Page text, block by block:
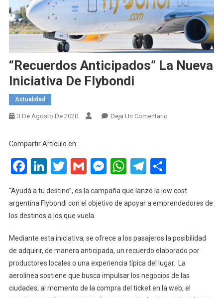
“Recuerdos Anticipados” La Nueva
Iniciativa De Flybondi
Actualidad
3 De Agosto De 2020 Deja Un ComentarioEn
Compartir Artículo en:
Facebook
LinkedIn
Twitter
GmailMessenger
WhatsApp
Telegram
“Ayudá a tu destino”, es la campaña que lanzó la low cost
argentina Flybondi con el objetivo de apoyar a emprendedores de
los destinos a los que vuela.
Mediante esta iniciativa, se ofrece a los pasajeros la posibilidad
de adquirir, de manera anticipada, un recuerdo elaborado por
productores locales o una experiencia típica del lugar. La
aerolínea sostiene que busca impulsar los negocios de las
ciudades; al momento de la compra del ticket en la web, el